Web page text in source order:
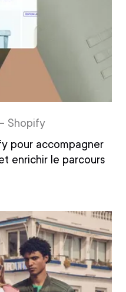
Shopify
pour accompagner
enrichir le parcours